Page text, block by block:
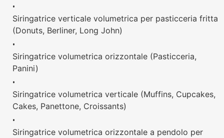
•
Siringatrice verticale volumetrica per pasticceria fritta
(Donuts, Berliner, Long John)
•
Siringatrice volumetrica orizzontale (Pasticceria,
Panini)
•
Siringatrice volumetrica verticale (Muffins, Cupcakes,
Cakes, Panettone, Croissants)
•
Siringatrice volumetrica orizzontale a pendolo per